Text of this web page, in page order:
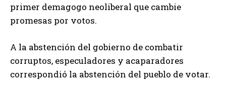
primer demagogo neoliberal que cambie
promesas por votos.
A la abstención del gobierno de combatir
corruptos, especuladores y acaparadores
correspondió la abstención del pueblo de votar.